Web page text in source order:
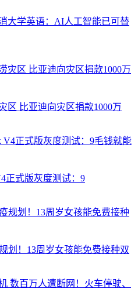
大学英语：AI人工智能已可替
区 比亚迪向灾区捐款1000万
正式版灰度测试：9
划！13周岁女孩能免费接种双